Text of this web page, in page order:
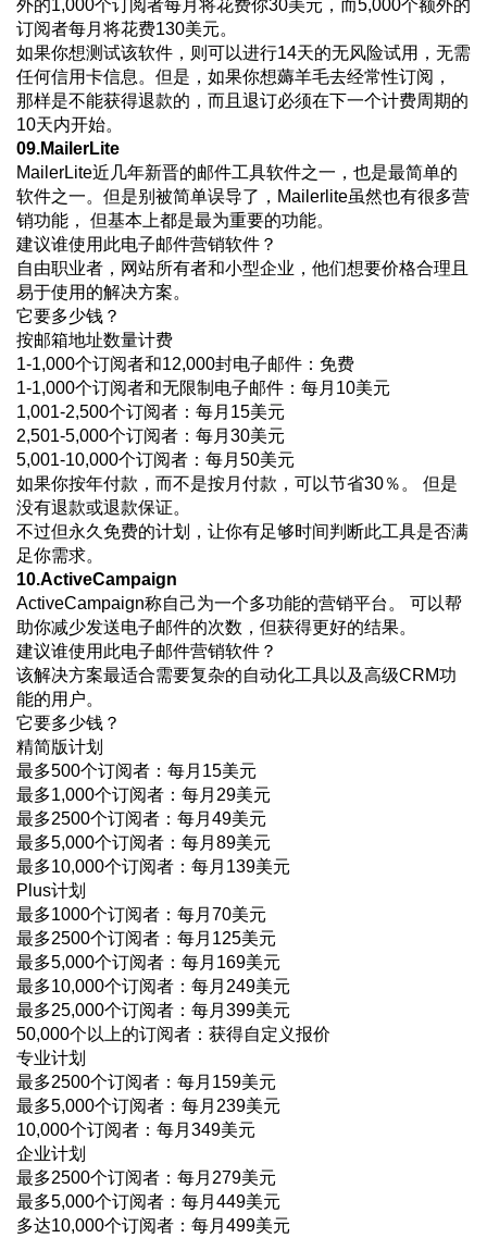
外的1,000个订阅者每月将花费你30美元，而5,000个额外的
订阅者每月将花费130美元。
如果你想测试该软件，则可以进行14天的无风险试用，无需
任何信用卡信息。但是，如果你想薅羊毛去经常性订阅，
那样是不能获得退款的，而且退订必须在下一个计费周期的
10天内开始。
09.MailerLite
MailerLite近几年新晋的邮件工具软件之一，也是最简单的
软件之一。但是别被简单误导了，Mailerlite虽然也有很多营
销功能， 但基本上都是最为重要的功能。
建议谁使用此电子邮件营销软件？
自由职业者，网站所有者和小型企业，他们想要价格合理且
易于使用的解决方案。
它要多少钱？
按邮箱地址数量计费
1-1,000个订阅者和12,000封电子邮件：免费
1-1,000个订阅者和无限制电子邮件：每月10美元
1,001-2,500个订阅者：每月15美元
2,501-5,000个订阅者：每月30美元
5,001-10,000个订阅者：每月50美元
如果你按年付款，而不是按月付款，可以节省30％。 但是
没有退款或退款保证。
不过但永久免费的计划，让你有足够时间判断此工具是否满
足你需求。
10.ActiveCampaign
ActiveCampaign称自己为一个多功能的营销平台。 可以帮
助你减少发送电子邮件的次数，但获得更好的结果。
建议谁使用此电子邮件营销软件？
该解决方案最适合需要复杂的自动化工具以及高级CRM功
能的用户。
它要多少钱？
精简版计划
最多500个订阅者：每月15美元
最多1,000个订阅者：每月29美元
最多2500个订阅者：每月49美元
最多5,000个订阅者：每月89美元
最多10,000个订阅者：每月139美元
Plus计划
最多1000个订阅者：每月70美元
最多2500个订阅者：每月125美元
最多5,000个订阅者：每月169美元
最多10,000个订阅者：每月249美元
最多25,000个订阅者：每月399美元
50,000个以上的订阅者：获得自定义报价
专业计划
最多2500个订阅者：每月159美元
最多5,000个订阅者：每月239美元
10,000个订阅者：每月349美元
企业计划
最多2500个订阅者：每月279美元
最多5,000个订阅者：每月449美元
多达10,000个订阅者：每月499美元